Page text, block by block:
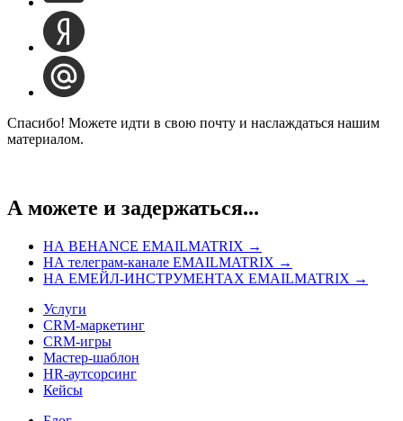
Спасибо! Можете идти в свою почту и наслаждаться нашим
материалом.
А можете и задержаться...
НА BEHANCE EMAILMATRIX →
НА телеграм-канале EMAILMATRIX →
НА ЕМЕЙЛ-ИНСТРУМЕНТАХ EMAILMATRIX →
Услуги
CRM-маркетинг
CRM-игры
Мастер-шаблон
HR-аутсорсинг
Кейсы